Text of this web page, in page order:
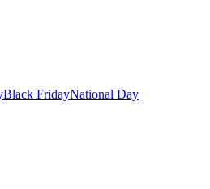
Black FridayNational Day